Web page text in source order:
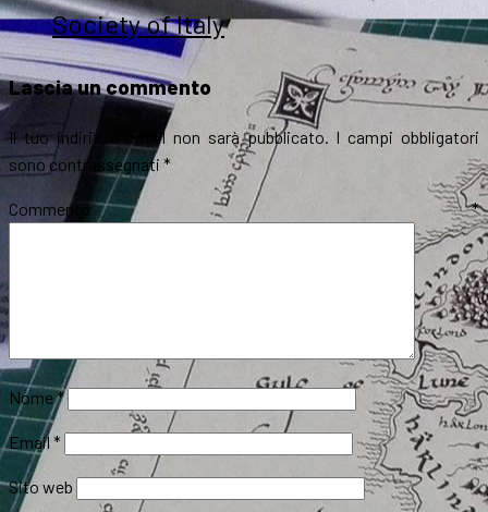
Society of Italy
Lascia un commento
Il tuo indirizzo email non sarà pubblicato. I campi obbligatori
sono contrassegnati *
Commento*
Nome*
Email*
Sito web